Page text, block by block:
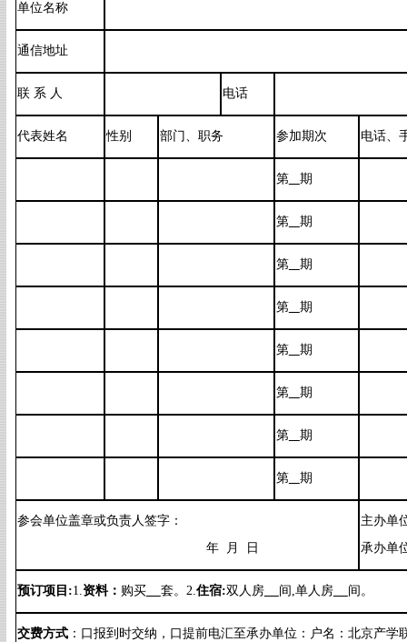
单位名称
通信地址
联 系 人 电话
代表姓名 性别 部门、职务 参加期次 电话、
第 期
第 期
第 期
第 期
第 期
第 期
第 期
第 期
参会单位盖章或负责人签字：
年 月 日
主办单
承办单
预订项目:1.资料： 购买 套。 2.住宿:双人房 间,单人房 间 。
交费方式 ： 口报到时交纳， 口提前电汇至承办单位： 户名：北京产学